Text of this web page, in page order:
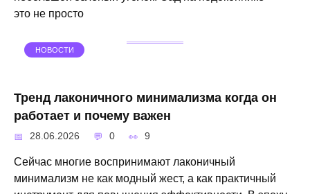
это не просто
НОВОСТИ
Тренд лаконичного минимализма когда он
работает и почему важен
28.06.2026 0 9
Сейчас многие воспринимают лаконичный
минимализм не как модный жест, а как практичный